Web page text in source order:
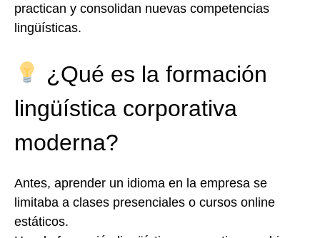
practican y consolidan nuevas competencias
lingüísticas.
¿Qué es la formación
lingüística corporativa
moderna?
Antes, aprender un idioma en la empresa se
limitaba a clases presenciales o cursos online
estáticos.